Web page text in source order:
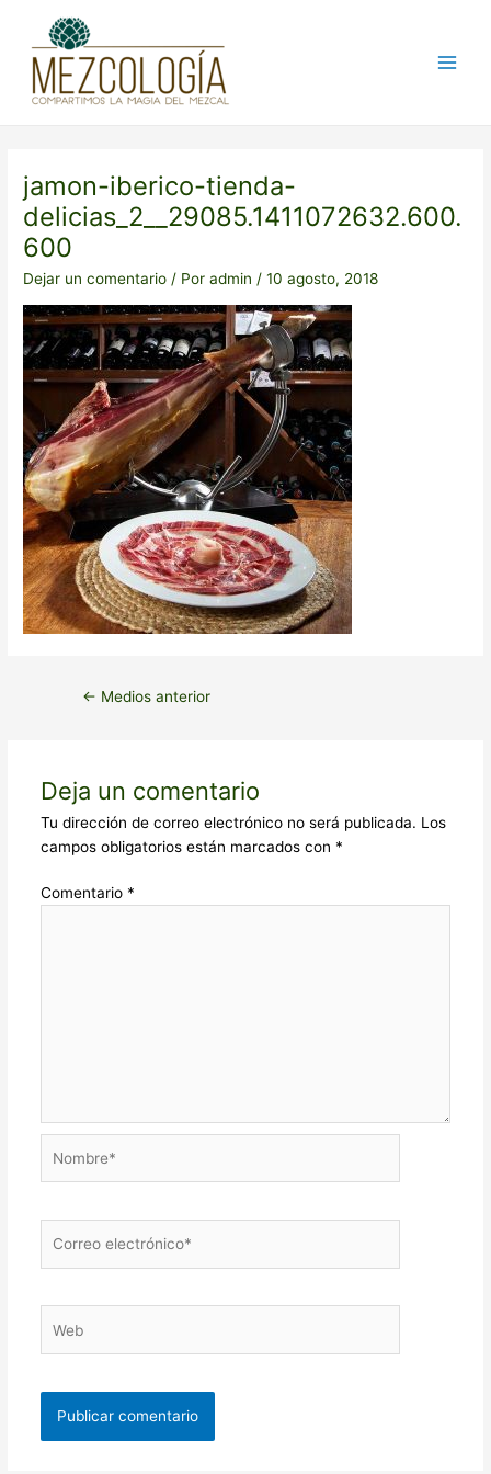
contenido
jamon-iberico-tienda-
delicias_2__29085.1411072632.600.
600
Dejar un comentario / Poradmin /10 agosto, 2018
navigation
← Medios anterior
Deja un comentario
Tu dirección de correo electrónico no será publicada. Los
campos obligatorios están marcados con *
Comentario *
electrónico*